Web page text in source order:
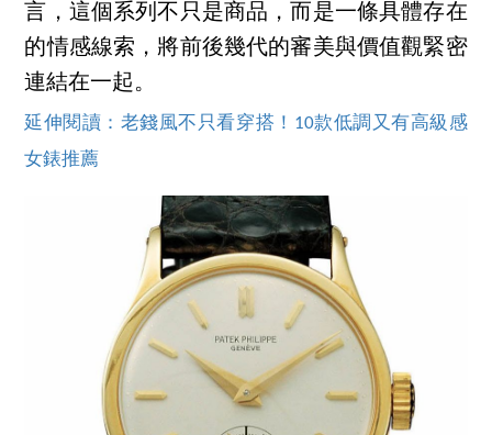
言，這個系列不只是商品，而是一條具體存在
的情感線索，將前後幾代的審美與價值觀緊密
連結在一起。
延伸閱讀：老錢風不只看穿搭！10款低調又有高級感
女錶推薦